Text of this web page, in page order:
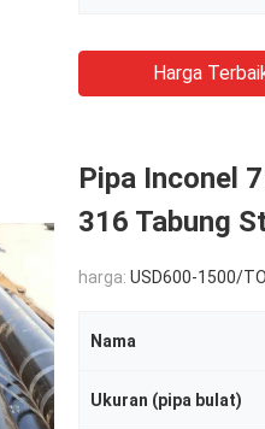
Harga
Pipa Inconel
316 Tabung
harga: USD600-1500/
Nama
Ukuran (pipa bulat)